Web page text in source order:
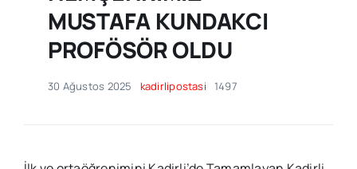
MUSTAFA KUNDAKCI
PROFÖSÖR OLDU
30 Ağustos 2025 kadirlipostasi 1497